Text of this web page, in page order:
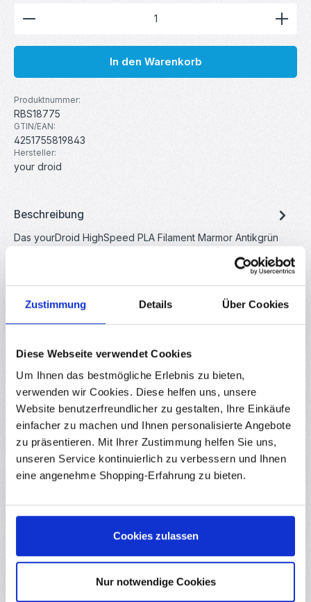
Zustimmung Details Über Cookies
Diese Webseite verwendet Cookies
Um Ihnen das bestmögliche Erlebnis zu bieten,
verwenden wir Cookies. Diese helfen uns, unsere
Website benutzerfreundlicher zu gestalten, Ihre Einkäufe
einfacher zu machen und Ihnen personalisierte Angebote
zu präsentieren. Mit Ihrer Zustimmung helfen Sie uns,
unseren Service kontinuierlich zu verbessern und Ihnen
eine angenehme Shopping-Erfahrung zu bieten.
Cookies zulassen
Nur notwendige Cookies
Produkt Anzahl: Gib den gewünschten Wert ein
In den Warenkorb
Produktnummer:
RBS18775
GTIN/EAN:
4251755819843
Hersteller:
your droid
Beschreibung
Das yourDroid HighSpeed PLA Filament Marmor Antikgrün
Bewertungen
Produktgalerie überspringen
Ähnliche Produkte
1kg
RBS18771
Das yourDroid HS PLA Filament Marmor Betongrau 1,75 mm 1 kg
bietet eine besonders authentische Beton- und Steinoptik für
moderne 3D Druckprojekte. Durch die integrierten